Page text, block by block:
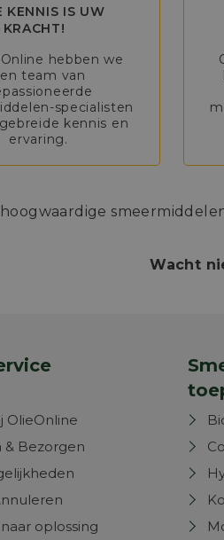
KENNIS IS UW
KRACHT!
hebben we
team van
specialisten
kennis en
ervaring.
Wacht
OlieOnline
& Bezorgen
oplossing